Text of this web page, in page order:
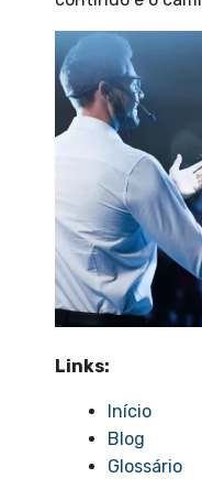
Links:
Início
Blog
Glossário